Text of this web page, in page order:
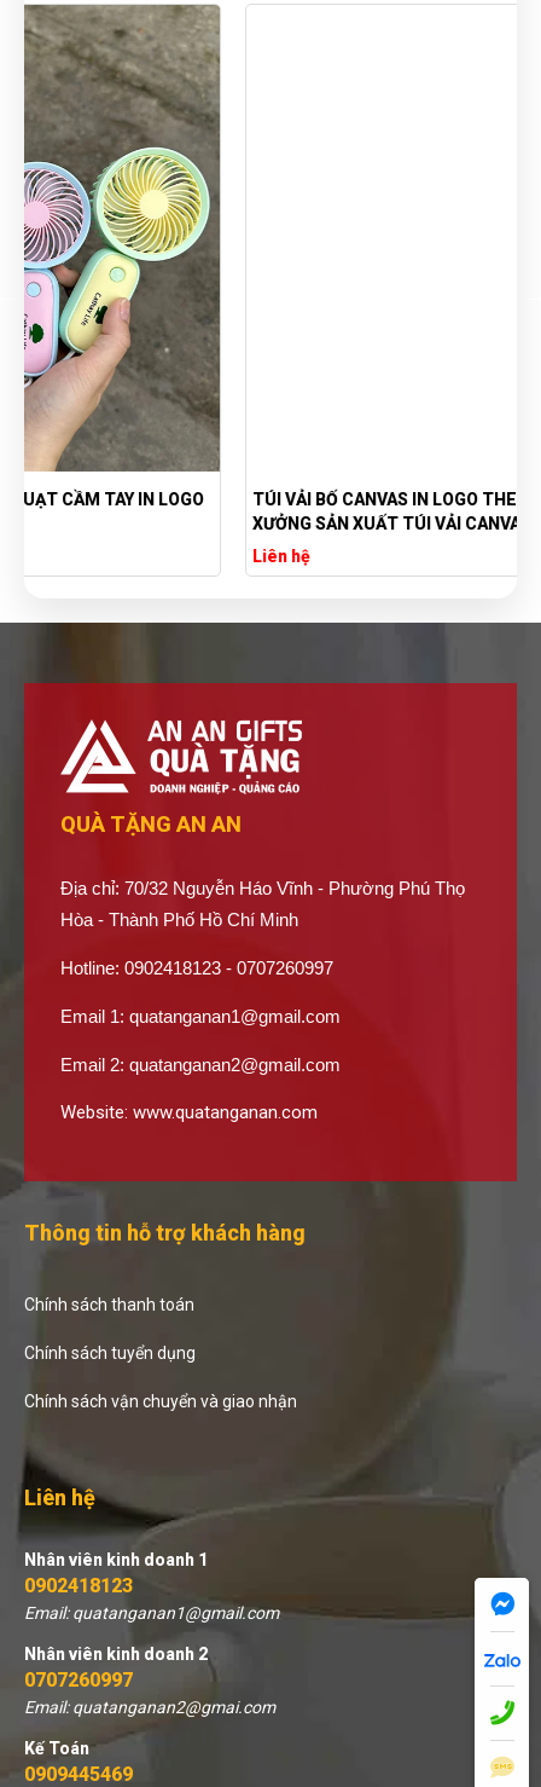
TÚI VẢI BỐ CANVAS IN LOGO THEO YÊU CẦU GIÁ RẺ -
XƯỞNG SẢN XUẤT TÚI VẢI CANVAS
QUÀ TẶNG AN AN
Địa chỉ: 70/32 Nguyễn Háo Vĩnh - Phường Phú Thọ
Hòa - Thành Phố Hồ Chí Minh
Hotline: 0902418123 - 0707260997
Email 1: quatanganan1@gmail.com
Email 2: quatanganan2@gmail.com
Website: www.quatanganan.com
Thông tin hỗ trợ khách hàng
Chính sách thanh toán
Chính sách tuyển dụng
Chính sách vận chuyển và giao nhận
Liên hệ
Nhân viên kinh doanh 1
0902418123
Email: quatanganan1@gmail.com
Nhân viên kinh doanh 2
0707260997
Email: quatanganan2@gmai.com
Kế Toán
0909445469